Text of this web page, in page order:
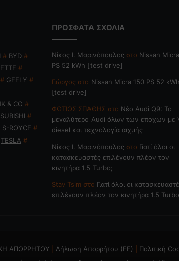
# BYD #
#
# GEELY #
& CO #
#
ROYCE #
TESLA #
ΠΡΟΣΦΑΤΑ ΣΧΟΛΙΑ
Nίκος Ι. Mαρινόπουλος στο Nissan
PS 52 kWh [test drive]
Γιώργος στο Nissan Micra 150 PS 52 kWh
[test drive]
ΦΩΤΙΟΣ ΣΠΑΘΗΣ στο Νέο Audi Q9: Το
μεγαλύτερο Audi όλων των εποχών με
diesel και τεχνολογία αιχμής
Nίκος Ι. Mαρινόπουλος στο Γιατί όλοι οι
κατασκευαστές επιλέγουν πλέον τον
κινητήρα 1.5 Turbo;
Stav Tsim στο Γιατί όλοι οι
επιλέγουν πλέον τον κινητήρα 1.5
ΑΠΟΡΡΗΤΟΥ Δήλωση Απορρήτου (ΕΕ)
Πολιτική
μετά ή άνευ επεξεργασίας, χωρίς γραπτή άδεια-